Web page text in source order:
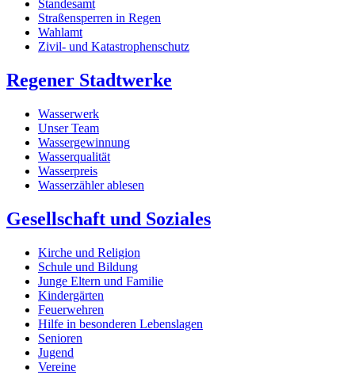
Standesamt
Straßensperren in Regen
Wahlamt
Zivil- und Katastrophenschutz
Regener Stadtwerke
Wasserwerk
Unser Team
Wassergewinnung
Wasserqualität
Wasserpreis
Wasserzähler ablesen
Gesellschaft und Soziales
Kirche und Religion
Schule und Bildung
Junge Eltern und Familie
Kindergärten
Feuerwehren
Hilfe in besonderen Lebenslagen
Senioren
Jugend
Vereine